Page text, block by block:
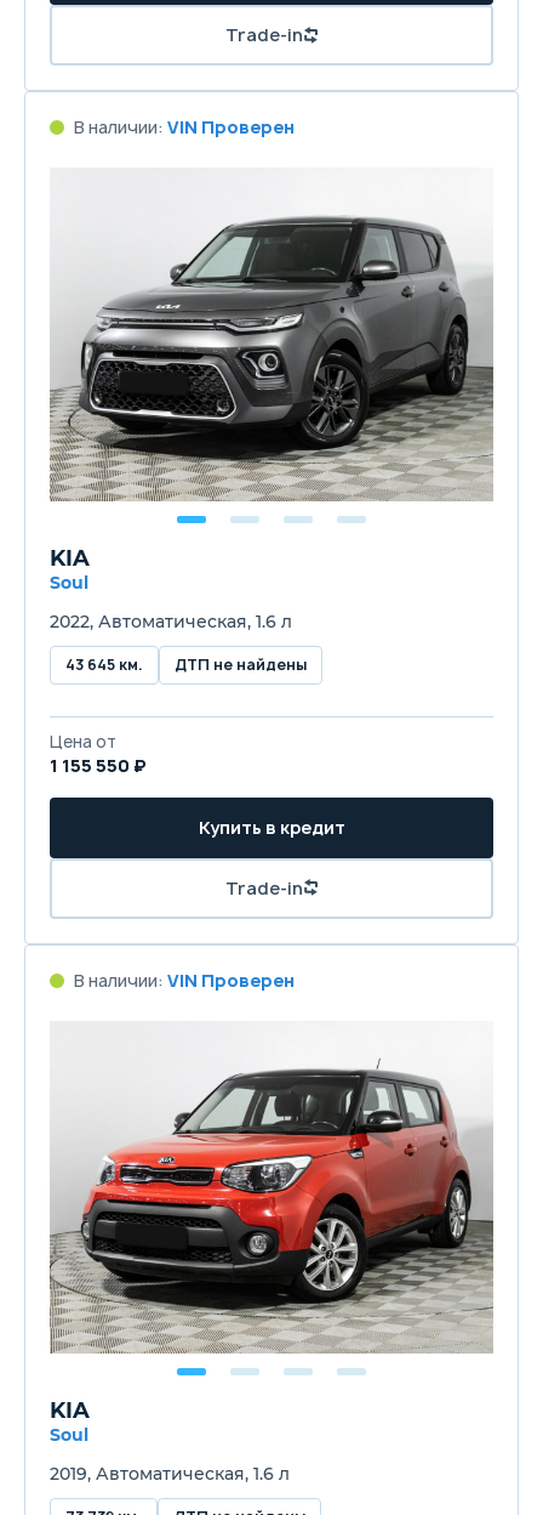
Trade-in
В наличии: VIN Проверен
KIA
Soul
2022, Автоматическая, 1.6 л
43 645 км. ДТП не найдены
Цена от
1 155 550 ₽
Купить в кредит
Trade-in
В наличии: VIN Проверен
KIA
Soul
2019, Автоматическая, 1.6 л